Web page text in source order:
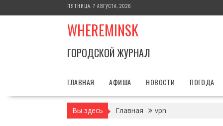
к
ПЯТНИЦА, 7 АВГУСТА, 2026
WHEREMINSK
ГОРОДСКОЙ ЖУРНАЛ
ГЛАВНАЯ АФИША НОВОСТИ ПОГОДА
Вы здесь Главная vpn